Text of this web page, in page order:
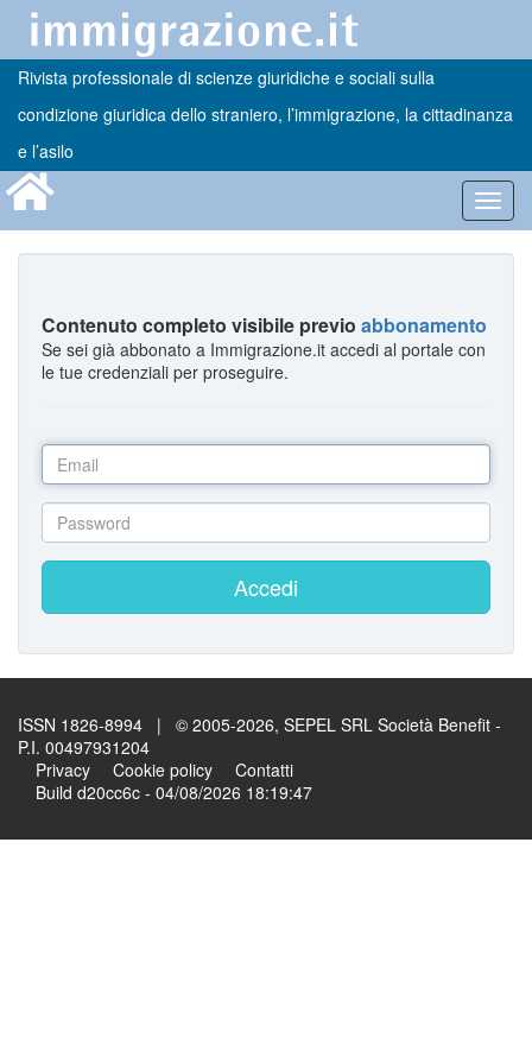
Rivista professionale di scienze giuridiche e sociali sulla
condizione giuridica dello straniero, l’immigrazione, la cittadinanza
e l’asilo
Contenuto completo visibile previo abbonamento
Se sei già abbonato a Immigrazione.it accedi al portale con
le tue credenziali per proseguire.
Accedi
ISSN 1826-8994 | © 2005-2026, SEPEL SRL Società Benefit -
P.I. 00497931204
Privacy
Cookie policy
Contatti
Build d20cc6c - 04/08/2026 18:19:47